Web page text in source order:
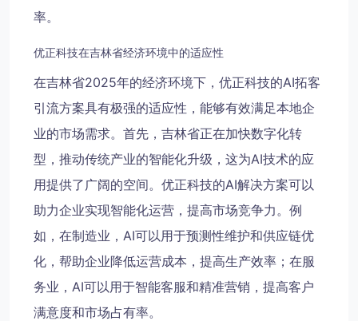
率。
优正科技在吉林省经济环境中的适应性
在吉林省2025年的经济环境下，优正科技的AI拓客
引流方案具有极强的适应性，能够有效满足本地企
业的市场需求。首先，吉林省正在加快数字化转
型，推动传统产业的智能化升级，这为AI技术的应
用提供了广阔的空间。优正科技的AI解决方案可以
助力企业实现智能化运营，提高市场竞争力。例
如，在制造业，AI可以用于预测性维护和供应链优
化，帮助企业降低运营成本，提高生产效率；在服
务业，AI可以用于智能客服和精准营销，提高客户
满意度和市场占有率。